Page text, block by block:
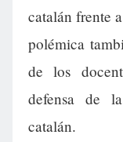
catalán frente
polémica
de los
defensa de
catalán.